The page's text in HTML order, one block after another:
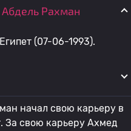
Рахман
(07-06-1993).
начал свою карьеру в
За свою карьеру Ахмед